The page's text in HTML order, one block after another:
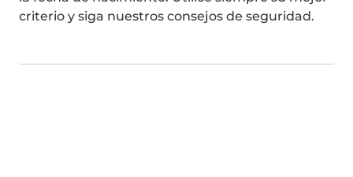
criterio y siga nuestros consejos de seguridad.